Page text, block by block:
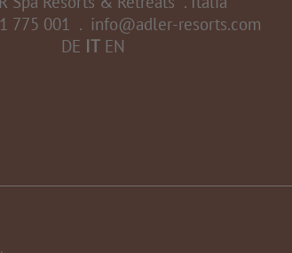
775 001 . info@adler-resorts.com
DE IT EN